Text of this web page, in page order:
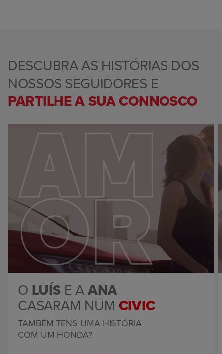
DESCUBRA AS HISTÓRIAS DOS
NOSSOS SEGUIDORES E
PARTILHE A SUA CONNOSCO
O LUÍSE A ANA
CASARAM NUM CIVIC
TAMBÉM TENS UMA HISTÓRIA
COM UM HONDA?